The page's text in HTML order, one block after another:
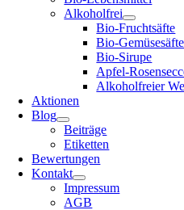
Alkoholfrei
Bio-Fruchtsäfte
Bio-Gemüsesäfte
Bio-Sirupe
Apfel-
Alkoholfreier
Aktionen
Blog
Beiträge
Etiketten
Bewertungen
Kontakt
Impressum
AGB